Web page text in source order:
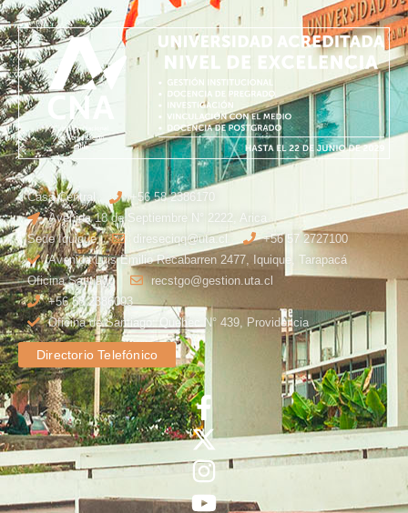
Casa Central
+56 58 2386170
Avenida 18 de Septiembre N° 2222, Arica
Sede Iquique
direseciqq@uta.cl
+56 57 2727100​
Avenida Luis Emilio Recabarren 2477, Iquique, Tarapacá
Oficina Santiago
recstgo@gestion.uta.cl
+56 58 2386093
Oficina de Santiago: Quebec N° 439, Providencia
Directorio Telefónico